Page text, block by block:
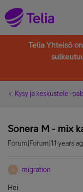
Telia Yhteisö
Kysy ja keskustele -
Sonera M - mix
Forum|Forum|11 years
M migration
Hei